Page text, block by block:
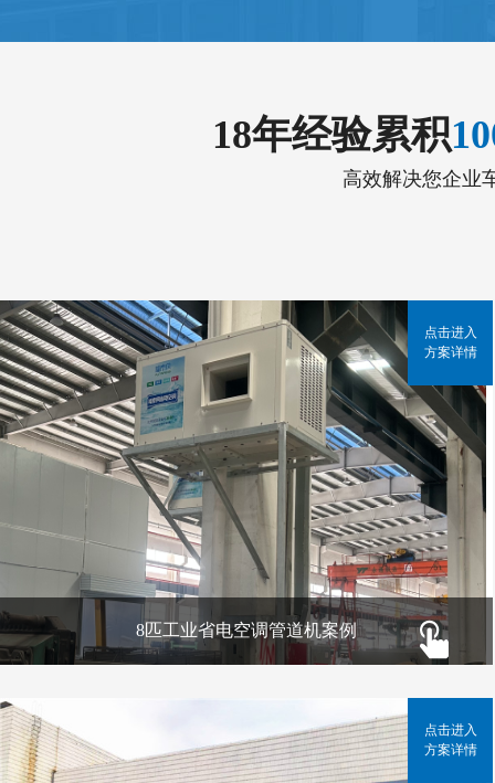
18年经验累积
高效解决您企业
8匹工业省电空调管道机案例
点击进入
方案详情
点击进入
方案详情